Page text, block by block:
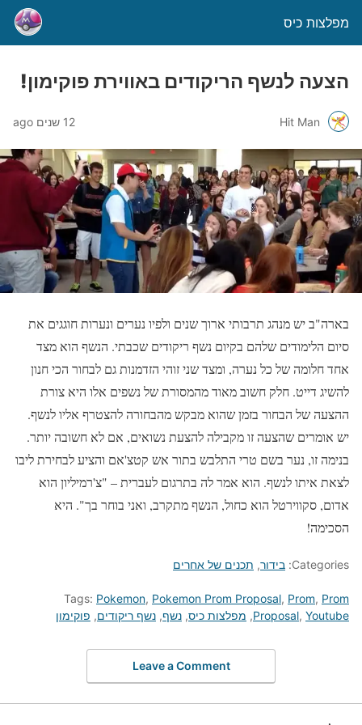
מפלצות כיס
הצעה לנשף הריקודים באווירת פוקימון!
Hit Man 12 שנים ago
בארה"ב יש מנהג תרבותי ארוך שנים ולפיו נערים ונערות חוגגים את
סיום הלימודים שלהם בקיום נשף ריקודים שכבתי. הנשף הוא מצד
אחד חלומה של כל נערה, ומצד שני זוהי הזדמנות גם לבחור הכי חנון
להשיג דייט. חלק חשוב מאוד מהמסורת של נשפים אלו היא צורת
ההצעה של הבחור בזמן שהוא מבקש מהבחורה להצטרף אליו לנשף.
יש אומרים שהצעה זו מקבילה להצעת נשואים, אם לא חשובה יותר.
בנימה זו, נער בשם טרי התלבש בתור אש קטצ'אם והציע לבחירת ליבו
לצאת איתו לנשף. הוא אמר לה בתרגום לעברית – "צ'רמיליון הוא
אדום, סקווירטל הוא כחול, הנשף מתקרב, ואני בוחר בך". היא
הסכימה!
Categories: בידור, תכנים של אחרים
Tags: Pokemon, Pokemon Prom Proposal, Prom, Prom
Proposal, Youtube
, מפלצות כיס, נשף, נשף ריקודים, פוקימון
Leave a Comment